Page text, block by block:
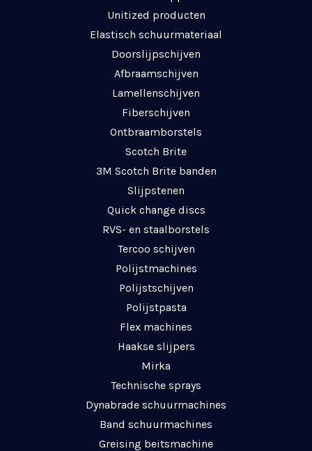
Unitized producten
Elastisch schuurmateriaal
Doorslijpschijven
Afbraamschijven
Lamellenschijven
Fiberschijven
Ontbraamborstels
Scotch Brite
3M Scotch Brite banden
Slijpstenen
Quick change discs
RVS- en staalborstels
Tercoo schijven
Polijstmachines
Polijstschijven
Polijstpasta
Flex machines
Haakse slijpers
Mirka
Technische sprays
Dynabrade schuurmachines
Band schuurmachines
Greising beitsmachine